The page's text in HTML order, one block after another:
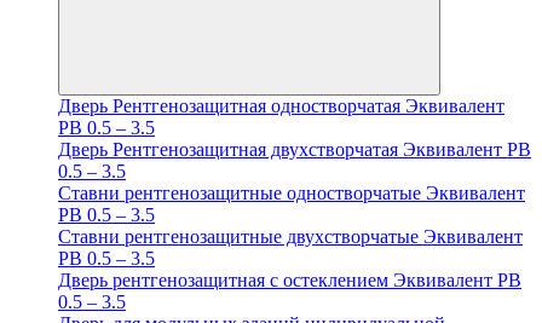
Дверь Рентгенозащитная одностворчатая Эквивалент
PB 0.5 – 3.5
Дверь Рентгенозащитная двухстворчатая Эквивалент PB
0.5 – 3.5
Ставни рентгенозащитные одностворчатые Эквивалент
PB 0.5 – 3.5
Ставни рентгенозащитные двухстворчатые Эквивалент
PB 0.5 – 3.5
Дверь рентгенозащитная с остеклением Эквивалент PB
0.5 – 3.5